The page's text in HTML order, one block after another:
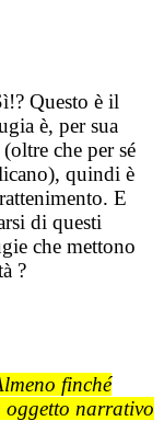
Questo è il
è, per sua
che per sé
quindi è
E
di questi
che mettono
?
finché
oggetto narrativo